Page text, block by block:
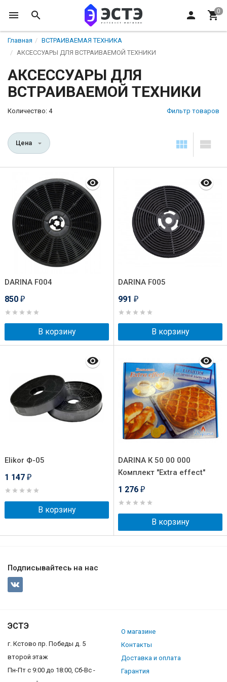
Главная
ВСТРАИВАЕМАЯ ТЕХНИКА
АКСЕССУАРЫ ДЛЯ ВСТРАИВАЕМОЙ ТЕХНИКИ
АКСЕССУАРЫ ДЛЯ
ВСТРАИВАЕМОЙ ТЕХНИКИ
Количество: 4 Фильтр товаров
Цена
DARINA F004
850 ₽
В корзину
DARINA F005
991 ₽
В корзину
Elikor Ф-05
1 147 ₽
В корзину
DARINA К 50 00 000
Комплект "Extra effect"
1 276 ₽
В корзину
Подписывайтесь на нас
ЭСТЭ
г. Кстово пр. Победы д. 5
второй этаж
Пн-Пт с 9:00 до 18:00, Сб-Вс -
О магазине
Контакты
Доставка и оплата
Гарантия